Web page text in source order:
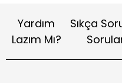
Yardım
Lazım Mı?
Sıkça